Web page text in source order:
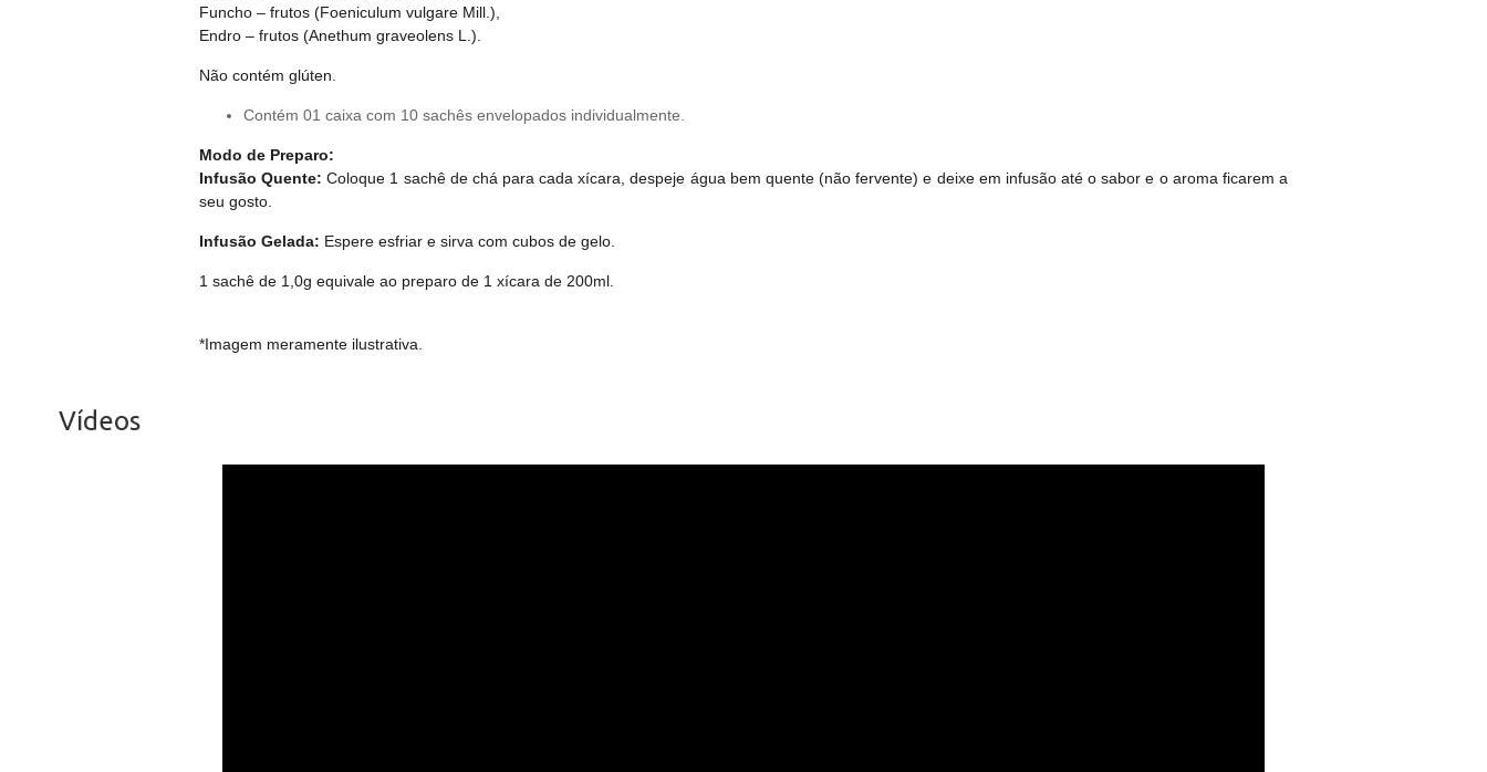
Funcho – frutos (Foeniculum vulgare Mill.),
Endro – frutos (Anethum graveolens L.).
Não contém glúten.
Contém 01 caixa com 10 sachês envelopados individualmente.
Modo de Preparo:
Infusão Quente: Coloque 1 sachê de chá para cada xícara, despeje água bem quente (não fervente) e deixe em infusão até o sabor e o aroma ficarem a
seu gosto.
Infusão Gelada: Espere esfriar e sirva com cubos de gelo.
1 sachê de 1,0g equivale ao preparo de 1 xícara de 200ml.
*Imagem meramente ilustrativa.
Vídeos